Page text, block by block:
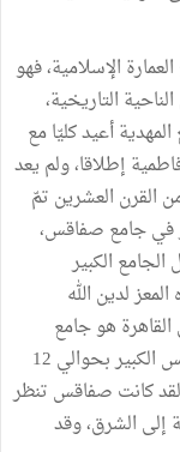
الإسلامية، فهو
التاريخية،
أعيد كليّا مع
إطلاقا، ولم يعد
القرن العشرين تمّ
في جامع صفاقس،
الكبير
لدين الله
هو جامع
الحاكم بأمر الله، الذي هو سابق لجامع صفاقس الكبير بحوالي 12
لقد كانت صفاقس تنظر
الشرق، وقد